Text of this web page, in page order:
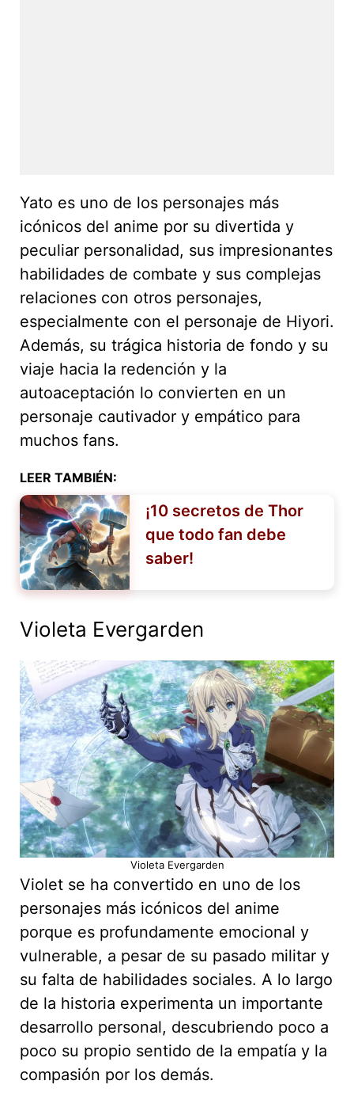
Yato es uno de los personajes más
icónicos del anime por su divertida y
peculiar personalidad, sus impresionantes
habilidades de combate y sus complejas
relaciones con otros personajes,
especialmente con el personaje de Hiyori.
Además, su trágica historia de fondo y su
viaje hacia la redención y la
autoaceptación lo convierten en un
personaje cautivador y empático para
muchos fans.
LEER TAMBIÉN:
¡10 secretos de Thor
que todo fan debe
saber!
Violeta Evergarden
Violeta Evergarden
Violet se ha convertido en uno de los
personajes más icónicos del anime
porque es profundamente emocional y
vulnerable, a pesar de su pasado militar y
su falta de habilidades sociales. A lo largo
de la historia experimenta un importante
desarrollo personal, descubriendo poco a
poco su propio sentido de la empatía y la
compasión por los demás.